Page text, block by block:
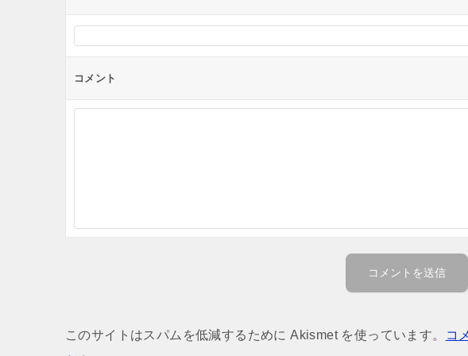
コメント
このサイトはスパムを低減するために Akismet を使っています。
コ